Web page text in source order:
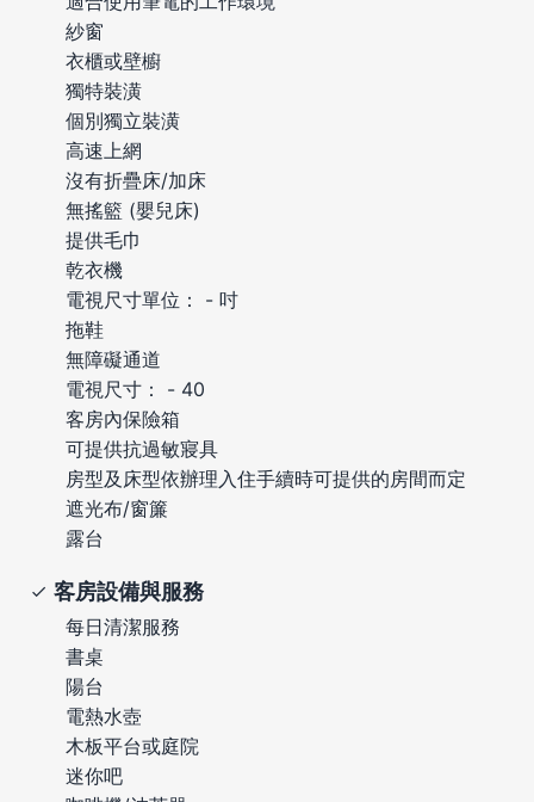
紗窗
衣櫃或壁櫥
獨特裝潢
個別獨立裝潢
高速上網
沒有折疊床/加床
無搖籃 (嬰兒床)
提供毛巾
乾衣機
電視尺寸單位： - 吋
拖鞋
無障礙通道
電視尺寸： - 40
客房內保險箱
可提供抗過敏寢具
房型及床型依辦理入住手續時可提供的房間而定
遮光布/窗簾
露台
客房設備與服務
每日清潔服務
書桌
陽台
電熱水壺
木板平台或庭院
迷你吧